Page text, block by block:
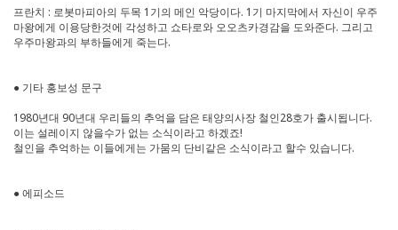
프란치 : 로봇마피아의 두목 1기의 메인 악당이다. 1기 마지막에서 자신이 우주
마왕에게 이용당한것에 각성하고 쇼타로와 오오츠카경감을 도와준다. 그리고
우주마왕과의 부하들에게 죽는다.
● 기타 홍보성 문구
1980년대 90년대 우리들의 추억을 담은 태양의사장 철인28호가 출시됩니다.
이는 설레이지 않을수가 없는 소식이라고 하겠죠!
철인을 추억하는 이들에게는 가뭄의 단비같은 소식이라고 할수 있습니다.
● 에피소드